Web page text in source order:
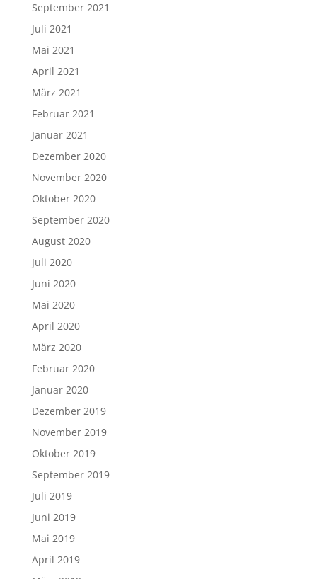
September 2021
Juli 2021
Mai 2021
April 2021
März 2021
Februar 2021
Januar 2021
Dezember 2020
November 2020
Oktober 2020
September 2020
August 2020
Juli 2020
Juni 2020
Mai 2020
April 2020
März 2020
Februar 2020
Januar 2020
Dezember 2019
November 2019
Oktober 2019
September 2019
Juli 2019
Juni 2019
Mai 2019
April 2019